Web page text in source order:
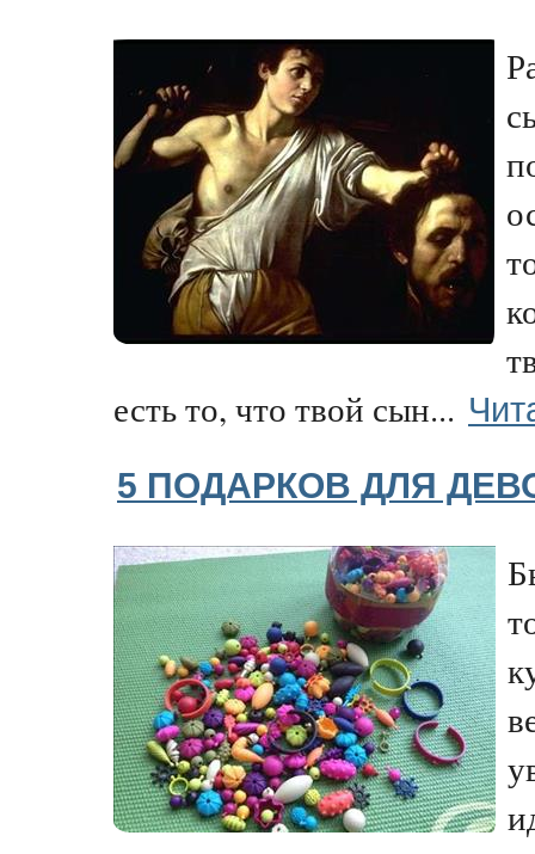
есть то, что твой сын...
5 ПОДАРКОВ ДЛЯ